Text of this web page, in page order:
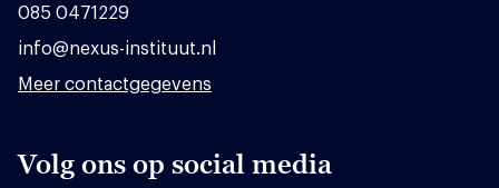
085 0471229
info@nexus-instituut.nl
Meer contactgegevens
Volg ons op social media